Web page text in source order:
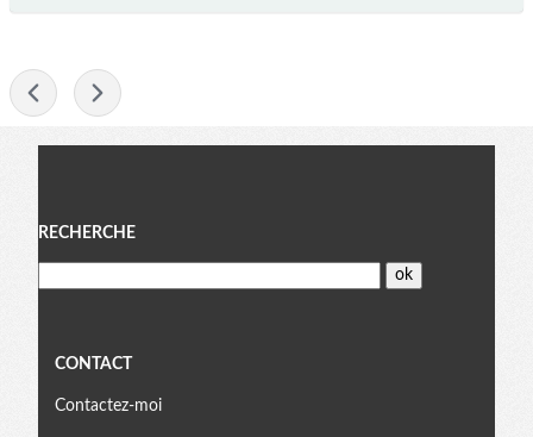
Menu
RECHERCHE
CONTACT
Contactez-moi